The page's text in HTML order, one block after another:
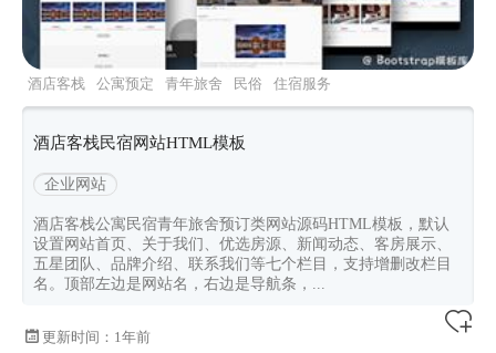
酒店客栈 公寓预定 青年旅舍 民俗 住宿服务
酒店客栈民宿网站HTML模板
企业网站
酒店客栈公寓民宿青年旅舍预订类网站源码HTML模板，默认
设置网站首页、关于我们、优选房源、新闻动态、客房展示、
五星团队、品牌介绍、联系我们等七个栏目，支持增删改栏目
名。顶部左边是网站名，右边是导航条，...
更新时间： 1年前